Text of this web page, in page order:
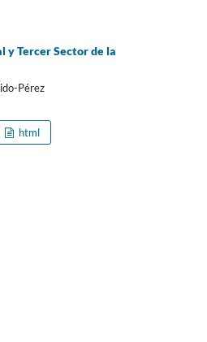
y Tercer Sector de la
Pérez
html